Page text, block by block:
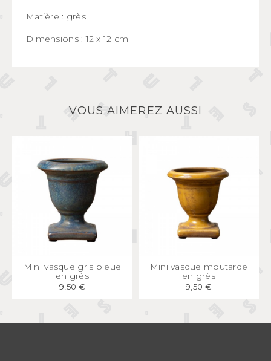
Matière : grès
Dimensions : 12 x 12 cm
VOUS AIMEREZ AUSSI
APERÇU RAPIDE
Mini vasque gris bleue
en grès
9,50 €
APERÇU RAPIDE
Mini vasque moutarde
en grès
9,50 €